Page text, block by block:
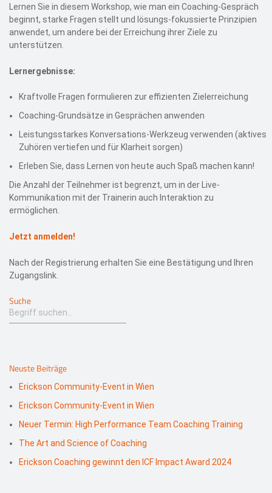
Lernen Sie in diesem Workshop, wie man ein Coaching-Gespräch
beginnt, starke Fragen stellt und lösungs-fokussierte Prinzipien
anwendet, um andere bei der Erreichung ihrer Ziele zu
unterstützen.
Lernergebnisse:
Kraftvolle Fragen formulieren zur effizienten Zielerreichung
Coaching-Grundsätze in Gesprächen anwenden
Leistungsstarkes Konversations-Werkzeug verwenden (aktives
Zuhören vertiefen und für Klarheit sorgen)
Erleben Sie, dass Lernen von heute auch Spaß machen kann!
Die Anzahl der Teilnehmer ist begrenzt, um in der Live-
Kommunikation mit der Trainerin auch Interaktion zu
ermöglichen.
Jetzt anmelden!
Nach der Registrierung erhalten Sie eine Bestätigung und Ihren
Zugangslink.
Suche
Neuste Beiträge
Erickson Community-Event in Wien
Erickson Community-Event in Wien
Neuer Termin: High Performance Team Coaching Training
The Art and Science of Coaching
Erickson Coaching gewinnt den ICF Impact Award 2024